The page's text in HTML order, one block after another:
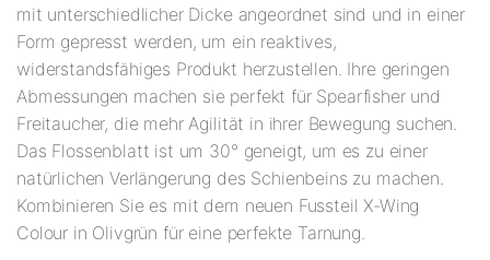
mit unterschiedlicher Dicke angeordnet sind und in einer
Form gepresst werden, um ein reaktives,
widerstandsfähiges Produkt herzustellen. Ihre geringen
Abmessungen machen sie perfekt für Spearfisher und
Freitaucher, die mehr Agilität in ihrer Bewegung suchen.
Das Flossenblatt ist um 30° geneigt, um es zu einer
natürlichen Verlängerung des Schienbeins zu machen.
Kombinieren Sie es mit dem neuen Fussteil X-Wing
Colour in Olivgrün für eine perfekte Tarnung.